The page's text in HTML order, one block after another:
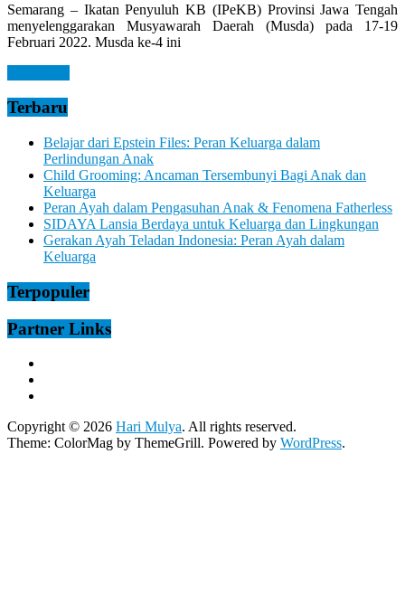
Semarang – Ikatan Penyuluh KB (IPeKB) Provinsi Jawa Tengah
menyelenggarakan Musyawarah Daerah (Musda) pada 17-19
Februari 2022. Musda ke-4 ini
Terbaru
Belajar dari Epstein Files: Peran Keluarga dalam
Perlindungan Anak
Child Grooming: Ancaman Tersembunyi Bagi Anak dan
Keluarga
Peran Ayah dalam Pengasuhan Anak & Fenomena Fatherless
SIDAYA Lansia Berdaya untuk Keluarga dan Lingkungan
Gerakan Ayah Teladan Indonesia: Peran Ayah dalam
Keluarga
Terpopuler
Partner Links
Copyright © 2026 Hari Mulya. All rights reserved.
Theme: ColorMag by ThemeGrill. Powered by WordPress.